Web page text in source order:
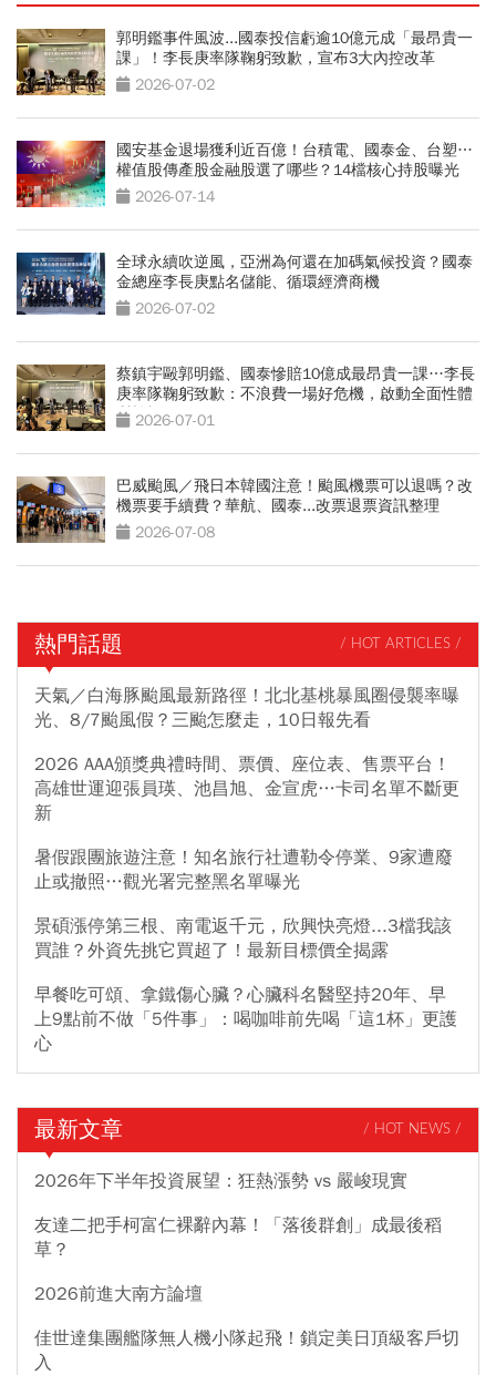
郭明鑑事件風波...國泰投信虧逾10億元成「最昂貴一
課」！李長庚率隊鞠躬致歉，宣布3大內控改革
2026-07-02
國安基金退場獲利近百億！台積電、國泰金、台塑…
權值股傳產股金融股選了哪些？14檔核心持股曝光
2026-07-14
全球永續吹逆風，亞洲為何還在加碼氣候投資？國泰
金總座李長庚點名儲能、循環經濟商機
2026-07-02
蔡鎮宇毆郭明鑑、國泰慘賠10億成最昂貴一課…李長
庚率隊鞠躬致歉：不浪費一場好危機，啟動全面性體
質檢視
2026-07-01
巴威颱風／飛日本韓國注意！颱風機票可以退嗎？改
機票要手續費？華航、國泰...改票退票資訊整理
2026-07-08
熱門話題 / HOT ARTICLES /
天氣／白海豚颱風最新路徑！北北基桃暴風圈侵襲率曝
光、8/7颱風假？三颱怎麼走，10日報先看
2026 AAA頒獎典禮時間、票價、座位表、售票平台！
高雄世運迎張員瑛、池昌旭、金宣虎…卡司名單不斷更
新
暑假跟團旅遊注意！知名旅行社遭勒令停業、9家遭廢
止或撤照…觀光署完整黑名單曝光
景碩漲停第三根、南電返千元，欣興快亮燈...3檔我該
買誰？外資先挑它買超了！最新目標價全揭露
早餐吃可頌、拿鐵傷心臟？心臟科名醫堅持20年、早
上9點前不做「5件事」：喝咖啡前先喝「這1杯」更護
心
最新文章 / HOT NEWS /
2026年下半年投資展望：狂熱漲勢 vs 嚴峻現實
友達二把手柯富仁裸辭內幕！「落後群創」成最後稻
草？
2026前進大南方論壇
佳世達集團艦隊無人機小隊起飛！鎖定美日頂級客戶切
入